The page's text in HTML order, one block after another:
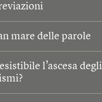
mare delle parole
l’ascesa degli